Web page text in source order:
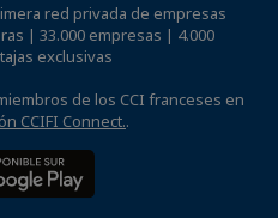
red privada de empresas
| 33.000 empresas | 4.000
exclusivas
de los CCI franceses en
CCIFI Connect..